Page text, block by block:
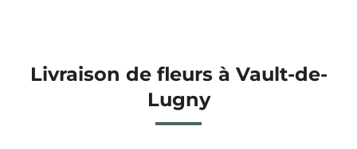
Livraison de fleurs à Vault-de-
Lugny